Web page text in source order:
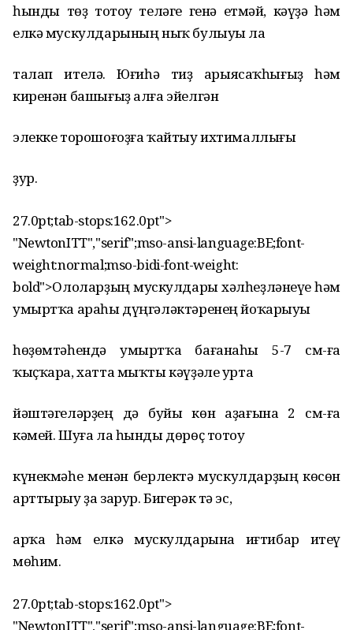
һынды төҙ тотоу теләге генә етмәй, кәүҙә һәм
елкә мускулдарының ныҡ булыуы ла
талап ителә. Юғиһә тиҙ арыясаҡһығыҙ һәм
киренән башығыҙ алға эйелгән
элекке торошоғоҙға ҡайтыу ихтималлығы
ҙур.
27.0pt;tab-stops:162.0pt">
"NewtonITT","serif";mso-ansi-language:BE;font-
weight:normal;mso-bidi-font-weight:
bold">Ололарҙың мускулдары хәлһеҙләнеүе һәм
умыртҡа араһы дүңгәләктәренең йоҡарыуы
һөҙөмтәһендә умыртҡа бағанаһы 5-7 см-ға
ҡыҫҡара, хатта мыҡты кәүҙәле урта
йәштәгеләрҙең дә буйы көн аҙағына 2 см-ға
кәмей. Шуға ла һынды дөрөҫ тотоу
күнекмәһе менән берлектә мускулдарҙың көсөн
арттырыу ҙа зарур. Бигерәк тә эс,
арҡа һәм елкә мускулдарына иғтибар итеү
мөһим.
27.0pt;tab-stops:162.0pt">
"NewtonITT","serif";mso-ansi-language:BE;font-